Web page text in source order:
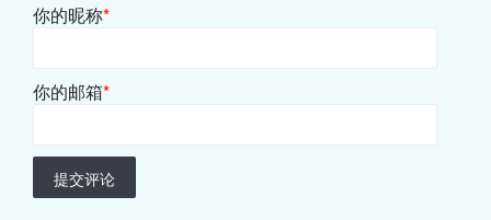
你的昵称*
你的邮箱*
提交评论